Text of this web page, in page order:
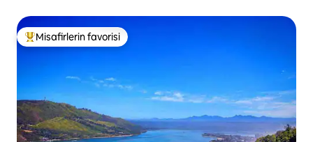
Misafirlerin favorilerinden en beğenilenler arasında
Misafirlerin favorisi